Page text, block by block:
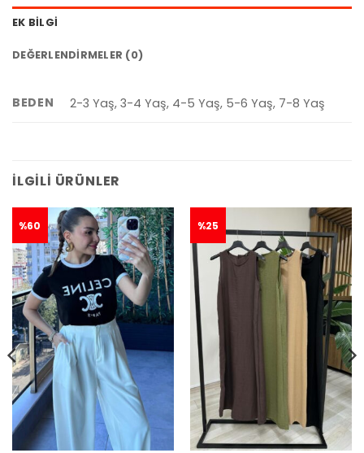
EK BILGI
DEĞERLENDIRMELER (0)
BEDEN 2-3 Yaş, 3-4 Yaş, 4-5 Yaş, 5-6 Yaş, 7-8 Yaş
İLGILI ÜRÜNLER
%60 %25